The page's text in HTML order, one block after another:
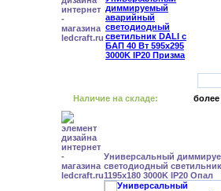
Наличие на складе: более
Универсальный
светодиодный
1195x180 3000K IP20 Опал